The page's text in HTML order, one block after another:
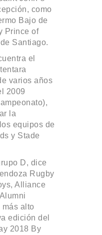
como
Bajo de
Prince of
Santiago.
el
varios años
2009
la
equipos de
y Stade
D, dice
Rugby
Alliance
más alto
edición del
2018 By